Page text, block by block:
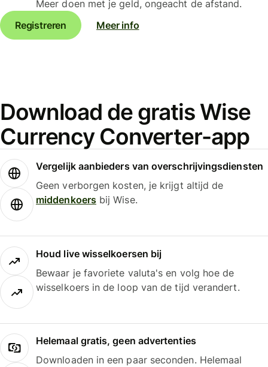
Meer doen met je geld, ongeacht de afstand.
Registreren
Meer info
Download de gratis Wise
Currency Converter-app
Vergelijk aanbieders van overschrijvingsdiensten
Geen verborgen kosten, je krijgt altijd de
middenkoersbij Wise.
Houd live wisselkoersen bij
Bewaar je favoriete valuta's en volg hoe de
wisselkoers in de loop van de tijd verandert.
Helemaal gratis, geen advertenties
Downloaden in een paar seconden. Helemaal